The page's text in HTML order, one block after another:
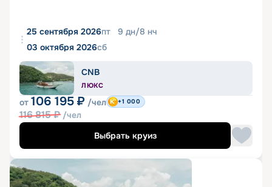
25 сентября 2026пт 9 дн/8 нч
03 октября 2026сб
CNB
ЛЮКС
от 106 195 ₽ /чел
116 815₽ /чел
+1 000
Выбрать круиз